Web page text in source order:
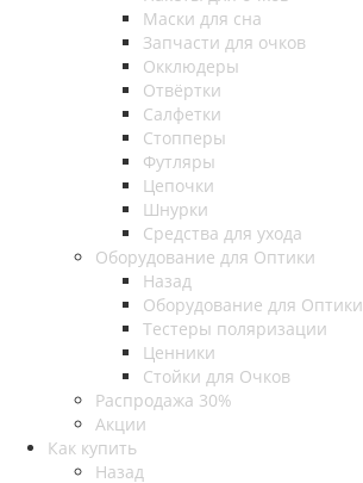
Маски для сна
Запчасти для очков
Окклюдеры
Отвёртки
Салфетки
Стопперы
Футляры
Цепочки
Шнурки
Средства для ухода
Оборудование для Оптики
Назад
Оборудование для Оптики
Тестеры поляризации
Ценники
Стойки для Очков
Распродажа 30%
Акции
Как купить
Назад